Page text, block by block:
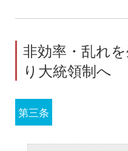
非効率・乱れ
り大統領制へ
第三条